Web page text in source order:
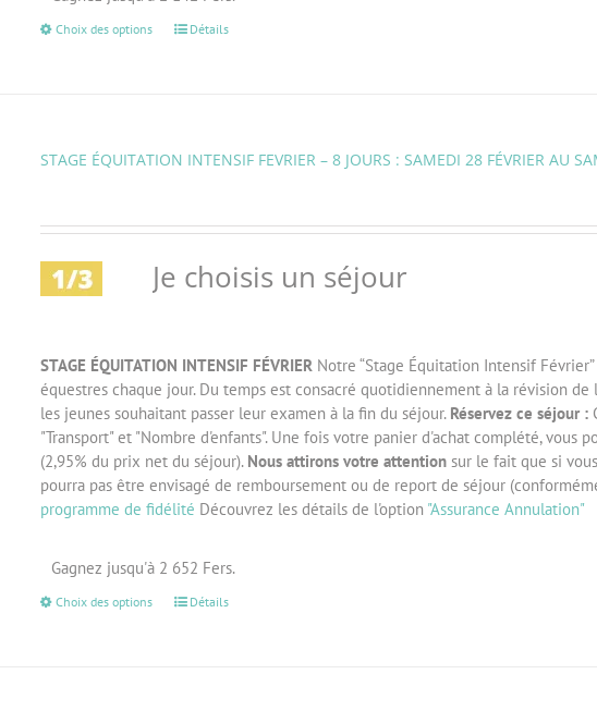
Choix des options Détails
STAGE ÉQUITATION INTENSIF FEVRIER – 8 JOURS : SAMEDI 28 FÉVRIER AU
Je choisis un séjour
STAGE ÉQUITATION INTENSIF FÉVRIERNotre “Stage Équitation Intensif
équestres chaque jour. Du temps est consacré quotidiennement à la révision
les jeunes souhaitant passer leur examen à la fin du séjour. Réservez ce séjour :
"Transport" et "Nombre d'enfants". Une fois votre panier d'achat complété, vous
(2,95% du prix net du séjour). Nous attirons votre attentionsur le fait que si vous
pourra pas être envisagé de remboursement ou de report de séjour
programme de fidélité Découvrez les détails de l'option "Assurance Annulation"
Gagnez jusqu'à 2 652 Fers.
Choix des options Détails